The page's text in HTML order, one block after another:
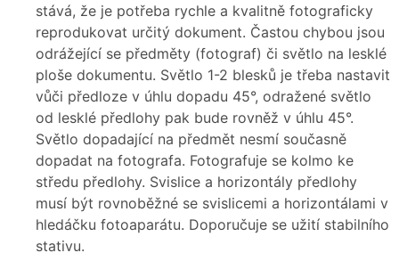
stává, že je potřeba rychle a kvalitně fotograficky
reprodukovat určitý dokument. Častou chybou jsou
odrážející se předměty (fotograf) či světlo na lesklé
ploše dokumentu. Světlo 1-2 blesků je třeba nastavit
vůči předloze v úhlu dopadu 45°, odražené světlo
od lesklé předlohy pak bude rovněž v úhlu 45°.
Světlo dopadající na předmět nesmí současně
dopadat na fotografa. Fotografuje se kolmo ke
středu předlohy. Svislice a horizontály předlohy
musí být rovnoběžné se svislicemi a horizontálami v
hledáčku fotoaparátu. Doporučuje se užití stabilního
stativu.